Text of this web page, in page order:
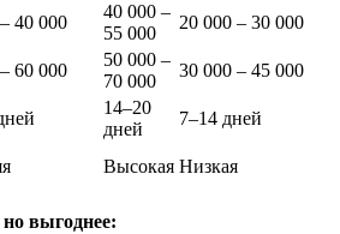
40 000
40 000 –
55 000
20 000 – 30 000
60 000
50 000 –
70 000
30 000 – 45 000
14–20
дней
7–14 дней
Высокая Низкая
выгоднее: